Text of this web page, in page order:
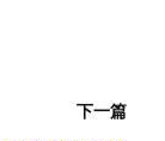
下一篇